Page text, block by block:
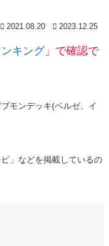
2021.08.20 2023.12.25
キング」で確認で
モンデッキ(ベルゼ、イ
」などを掲載しているの